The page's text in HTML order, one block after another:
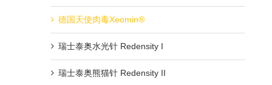
德国天使肉毒Xeomin®
瑞士泰奥水光针 Redensity I
瑞士泰奥熊猫针 Redensity II